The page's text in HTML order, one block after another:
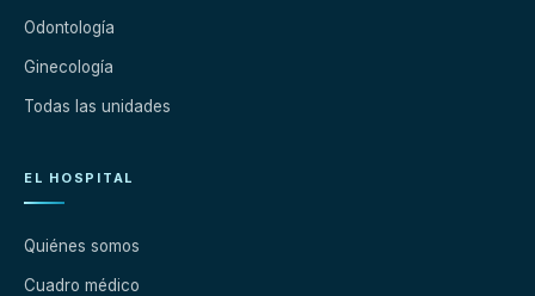
Odontología
Ginecología
Todas las unidades
EL HOSPITAL
Quiénes somos
Cuadro médico